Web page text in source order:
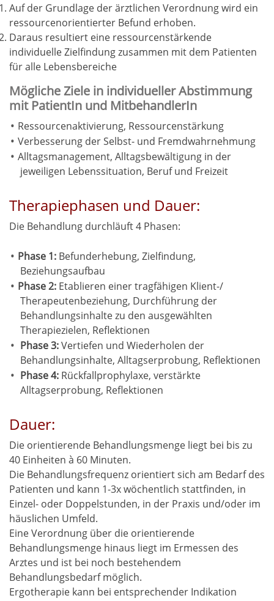
Auf der Grundlage der ärztlichen Verordnung wird ein
ressourcenorientierter Befund erhoben.
Daraus resultiert eine ressourcenstärkende
individuelle Zielfindung zusammen mit dem Patienten
für alle Lebensbereiche
Mögliche Ziele in individueller Abstimmung
mit PatientIn und MitbehandlerIn
Ressourcenaktivierung, Ressourcenstärkung
Verbesserung der Selbst- und Fremdwahrnehmung
Alltagsmanagement, Alltagsbewältigung in der
jeweiligen Lebenssituation, Beruf und Freizeit
Therapiephasen und Dauer:
Die Behandlung durchläuft 4 Phasen:
Phase 1: Befunderhebung, Zielfindung,
Beziehungsaufbau
Phase 2: Etablieren einer tragfähigen Klient-/
Therapeutenbeziehung, Durchführung der
Behandlungsinhalte zu den ausgewählten
Therapiezielen, Reflektionen
Phase 3:Vertiefen und Wiederholen der
Behandlungsinhalte, Alltagserprobung, Reflektionen
Phase 4: Rückfallprophylaxe, verstärkte
Alltagserprobung, Reflektionen
Dauer:
Die orientierende Behandlungsmenge liegt bei bis zu
40 Einheiten à 60 Minuten.
Die Behandlungsfrequenz orientiert sich am Bedarf des
Patienten und kann 1-3x wöchentlich stattfinden, in
Einzel- oder Doppelstunden, in der Praxis und/oder im
häuslichen Umfeld.
Eine Verordnung über die orientierende
Behandlungsmenge hinaus liegt im Ermessen des
Arztes und ist bei noch bestehendem
Behandlungsbedarf möglich.
Ergotherapie kann bei entsprechender Indikation